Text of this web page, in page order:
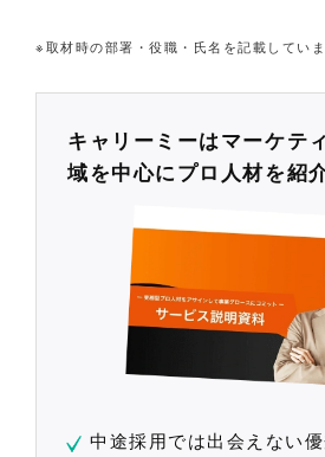
※取材時の部署・役職・氏名を記載していま
キャリーミーはマーケテ
域を中心にプロ人材を紹
中途採用では出会えない